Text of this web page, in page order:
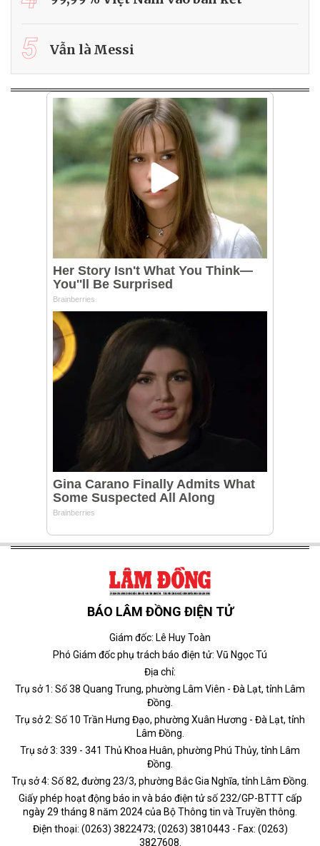
5 Vẫn là Messi
BÁO LÂM ĐỒNG ĐIỆN TỬ
Giám đốc: Lê Huy Toàn
Phó Giám đốc phụ trách báo điện tử: Vũ Ngọc Tú
Địa chỉ:
Trụ sở 1: Số 38 Quang Trung, phường Lâm Viên - Đà Lạt, tỉnh Lâm
Đồng.
Trụ sở 2: Số 10 Trần Hưng Đạo, phường Xuân Hương - Đà Lạt, tỉnh
Lâm Đồng.
Trụ sở 3: 339 - 341 Thủ Khoa Huân, phường Phú Thủy, tỉnh Lâm
Đồng.
Trụ sở 4: Số 82, đường 23/3, phường Bắc Gia Nghĩa, tỉnh Lâm Đồng.
Giấy phép hoạt động báo in và báo điện tử số 232/GP-BTTT cấp
ngày 29 tháng 8 năm 2024 của Bộ Thông tin và Truyền thông.
Điện thoại: (0263) 3822473; (0263) 3810443 - Fax: (0263)
3827608.